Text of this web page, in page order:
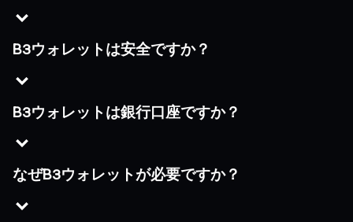
B3ウォレットは安全ですか？
B3ウォレットは銀行口座ですか？
なぜB3ウォレットが必要ですか？